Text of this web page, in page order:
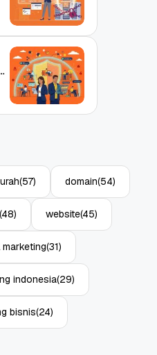
(57) domain(54)
(48) website(45)
marketing(31)
indonesia(29)
bisnis(24)